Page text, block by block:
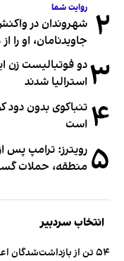
۲ روایت شما
شهروندان در
جاویدنامان، او را
۳ استرالیا شدند
۴ تنباکوی بدون دود
است
۵ رویترز: ترامپ پس
منطقه، حملات
انتخاب سردبیر
۵۴ تن از بازداشت‌شدگان